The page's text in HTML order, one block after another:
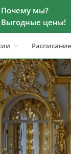
Почему мы?
Выгодные цены!
Расписание